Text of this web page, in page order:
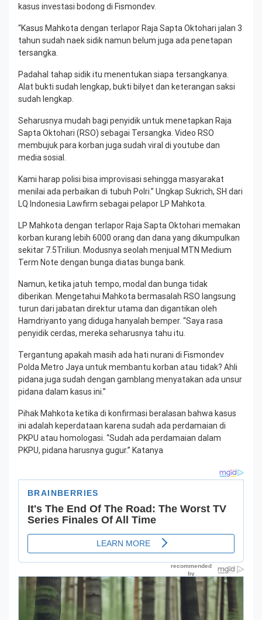
kasus investasi bodong di Fismondev.
“Kasus Mahkota dengan terlapor Raja Sapta Oktohari jalan 3
tahun sudah naek sidik namun belum juga ada penetapan
tersangka.
Padahal tahap sidik itu menentukan siapa tersangkanya.
Alat bukti sudah lengkap, bukti bilyet dan keterangan saksi
sudah lengkap.
Seharusnya mudah bagi penyidik untuk menetapkan Raja
Sapta Oktohari (RSO) sebagai Tersangka. Video RSO
membujuk para korban juga sudah viral di youtube dan
media sosial.
Kami harap polisi bisa improvisasi sehingga masyarakat
menilai ada perbaikan di tubuh Polri.” Ungkap Sukrich, SH dari
LQ Indonesia Lawfirm sebagai pelapor LP Mahkota.
LP Mahkota dengan terlapor Raja Sapta Oktohari memakan
korban kurang lebih 6000 orang dan dana yang dikumpulkan
sekitar 7.5Triliun. Modusnya seolah menjual MTN Medium
Term Note dengan bunga diatas bunga bank.
Namun, ketika jatuh tempo, modal dan bunga tidak
diberikan. Mengetahui Mahkota bermasalah RSO langsung
turun dari jabatan direktur utama dan digantikan oleh
Hamdriyanto yang diduga hanyalah bemper. “Saya rasa
penyidik cerdas, mereka seharusnya tahu itu.
Tergantung apakah masih ada hati nurani di Fismondev
Polda Metro Jaya untuk membantu korban atau tidak? Ahli
pidana juga sudah dengan gamblang menyatakan ada unsur
pidana dalam kasus ini.”
Pihak Mahkota ketika di konfirmasi beralasan bahwa kasus
ini adalah keperdataan karena sudah ada perdamaian di
PKPU atau homologasi. “Sudah ada perdamaian dalam
PKPU, pidana harusnya gugur.” Katanya